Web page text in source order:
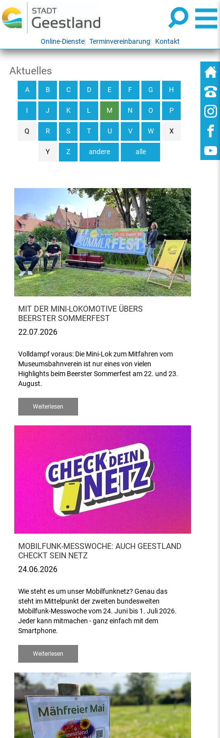
Online-Dienste Terminvereinbarung Kontakt
Aktuelles
alle
A B C D E F G H
I J K L M N O P
Q R S T U V W X
Y Z andere
MIT DER MINI-LOKOMOTIVE ÜBERS
BEERSTER SOMMERFEST
22.07.2026
Volldampf voraus: Die Mini-Lok zum Mitfahren vom
Museumsbahnverein ist nur eines von vielen
Highlights beim Beerster Sommerfest am 22. und 23.
August.
Weiterlesen
MOBILFUNK-MESSWOCHE: AUCH GEESTLAND
CHECKT SEIN NETZ
24.06.2026
Wie steht es um unser Mobilfunknetz? Genau das
steht im Mittelpunkt der zweiten bundesweiten
Mobilfunk-Messwoche vom 24. Juni bis 1. Juli 2026.
Jeder kann mitmachen - ganz einfach mit dem
Smartphone.
Weiterlesen